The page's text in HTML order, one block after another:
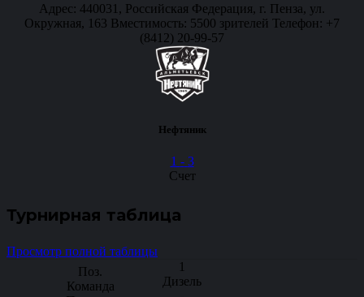
Адрес: 440031, Российская Федерация, г. Пенза, ул.
Окружная, 163 Вместимость: 5500 зрителей Телефон: +7
(8412) 20-99-57
Нефтяник
1 - 3
Счет
Турнирная таблица
Просмотр полной таблицы
1
Дизель